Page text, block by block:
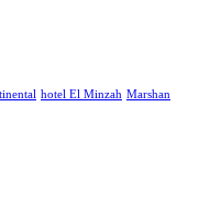
hotel El Minzah Marshan